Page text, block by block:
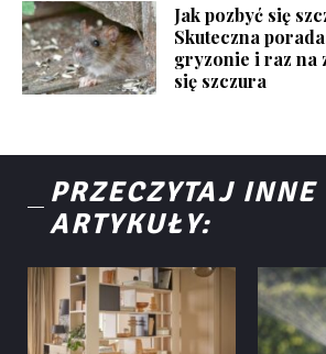
Jak pozbyć się
Skuteczna
gryzonie i raz na
się szczura
PRZECZYTAJ INNE
ARTYKUŁY: